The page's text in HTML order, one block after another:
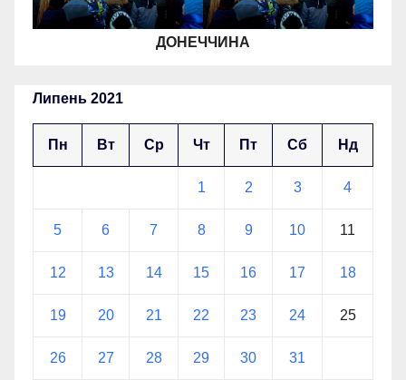
ДОНЕЧЧИНА
Липень 2021
Пн Вт Ср Чт Пт Сб Нд
1 2 3 4
5 6 7 8 9 10 11
12 13 14 15 16 17 18
19 20 21 22 23 24 25
26 27 28 29 30 31